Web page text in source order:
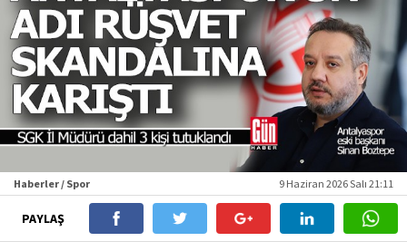
Haberler / Spor 9 Haziran 2026 Salı 21:11
PAYLAŞ